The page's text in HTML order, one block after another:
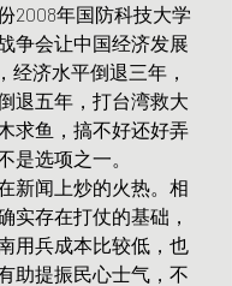
2008年国防科技大学
争会让中国经济发展
经济水平倒退三年，
退五年，打台湾救大
求鱼，搞不好还好弄
是选项之一。
新闻上炒的火热。相
实存在打仗的基础，
用兵成本比较低，也
助提振民心士气，不